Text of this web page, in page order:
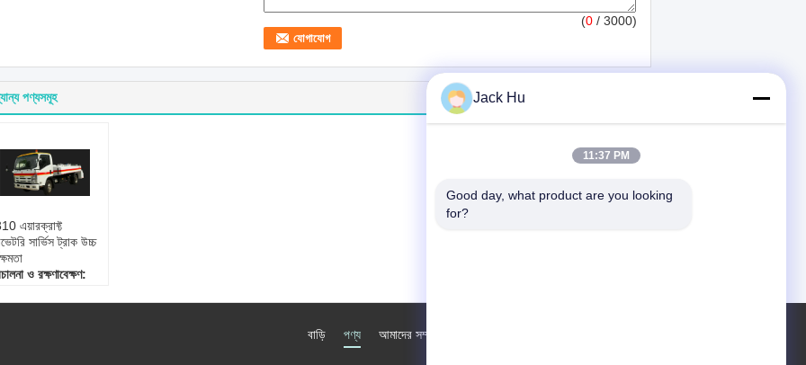
(0 / 3000)
পণ্যসমূহ
এয়ারক্রাফ্ট
সার্ভিস ট্রাক উচ্চ
ও রক্ষণাবেক্ষণ:
রাখা সহজ
আমাদের সম্পর্কে
পণ্য
বাড়ি
Jack Hu
11:37 PM
Good day, what product are you looking
for?